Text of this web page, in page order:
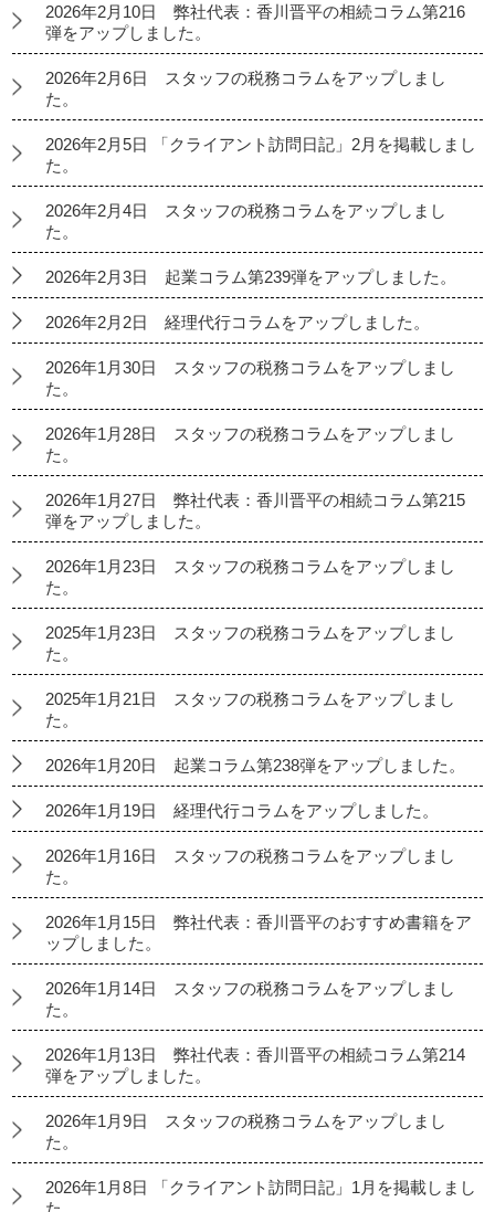
2026年2月10日 弊社代表：香川晋平の相続コラム第216
弾をアップしました。
2026年2月6日 スタッフの税務コラムをアップしまし
た。
2026年2月5日 「クライアント訪問日記」2月を掲載しまし
た。
2026年2月4日 スタッフの税務コラムをアップしまし
た。
2026年2月3日 起業コラム第239弾をアップしました。
2026年2月2日 経理代行コラムをアップしました。
2026年1月30日 スタッフの税務コラムをアップしまし
た。
2026年1月28日 スタッフの税務コラムをアップしまし
た。
2026年1月27日 弊社代表：香川晋平の相続コラム第215
弾をアップしました。
2026年1月23日 スタッフの税務コラムをアップしまし
た。
2025年1月23日 スタッフの税務コラムをアップしまし
た。
2025年1月21日 スタッフの税務コラムをアップしまし
た。
2026年1月20日 起業コラム第238弾をアップしました。
2026年1月19日 経理代行コラムをアップしました。
2026年1月16日 スタッフの税務コラムをアップしまし
た。
2026年1月15日 弊社代表：香川晋平のおすすめ書籍をア
ップしました。
2026年1月14日 スタッフの税務コラムをアップしまし
た。
2026年1月13日 弊社代表：香川晋平の相続コラム第214
弾をアップしました。
2026年1月9日 スタッフの税務コラムをアップしまし
た。
2026年1月8日 「クライアント訪問日記」1月を掲載しまし
た。